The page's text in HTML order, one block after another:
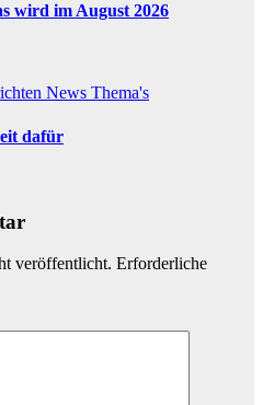
wird im August 2026
News Thema's
dafür
veröffentlicht. Erforderliche